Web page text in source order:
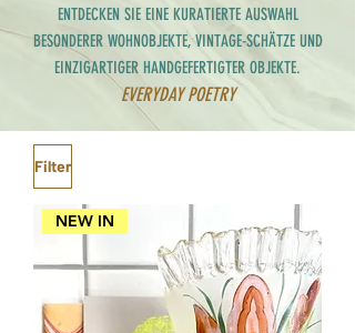
ENTDECKEN SIE EINE KURATIERTE AUSWAHL
BESONDERER WOHNOBJEKTE, VINTAGE-SCHÄTZE UND
EINZIGARTIGER HANDGEFERTIGTER OBJEKTE.
EVERYDAY POETRY
Filter
NEW IN